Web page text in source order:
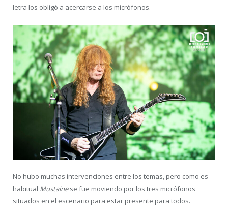
letra los obligó a acercarse a los micrófonos.
No hubo muchas intervenciones entre los temas, pero como es
habitual Mustainese fue moviendo por los tres micrófonos
situados en el escenario para estar presente para todos.